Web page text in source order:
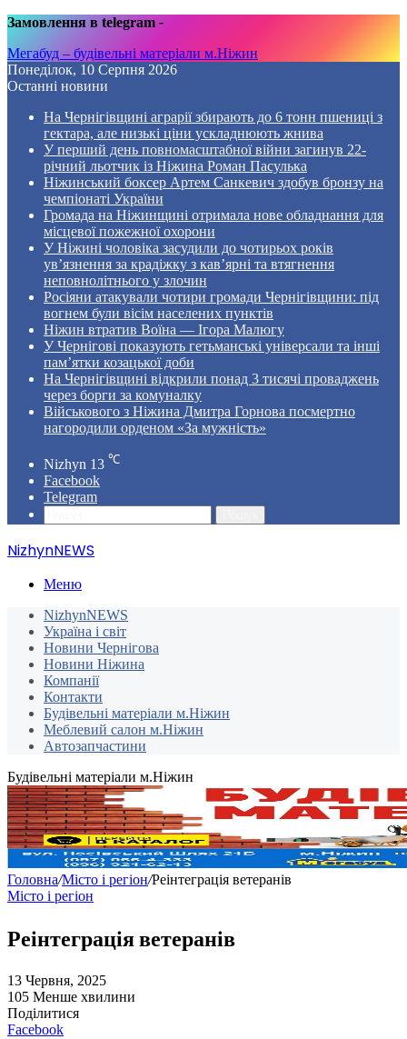
Замовлення в telegram -
Мегабуд – будівельні матеріали м.Ніжин
Понеділок, 10 Серпня 2026
Останні новини
На Чернігівщині аграрії збирають до 6 тонн пшениці з
гектара, але низькі ціни ускладнюють жнива
У перший день повномасштабної війни загинув 22-
річний льотчик із Ніжина Роман Пасулька
Ніжинський боксер Артем Санкевич здобув бронзу на
чемпіонаті України
Громада на Ніжинщині отримала нове обладнання для
місцевої пожежної охорони
У Ніжині чоловіка засудили до чотирьох років
ув’язнення за крадіжку з кав’ярні та втягнення
неповнолітнього у злочин
Росіяни атакували чотири громади Чернігівщини: під
вогнем були вісім населених пунктів
Ніжин втратив Воїна — Ігора Малюгу
У Чернігові показують гетьманські універсали та інші
пам’ятки козацької доби
На Чернігівщині відкрили понад 3 тисячі проваджень
через борги за комуналку
Військового з Ніжина Дмитра Горнова посмертно
нагородили орденом «За мужність»
Nizhyn 13 ℃
Facebook
Telegram
NizhynNEWS
Меню
NizhynNEWS
Україна і світ
Новини Чернігова
Новини Ніжина
Компанії
Контакти
Будівельні матеріали м.Ніжин
Меблевий салон м.Ніжин
Автозапчастини
Будівельні матеріали м.Ніжин
Головна/Місто і регіон/Реінтеграція ветеранів
Місто і регіон
Реінтеграція ветеранів
13 Червня, 2025
105 Менше хвилини
Поділитися
Facebook